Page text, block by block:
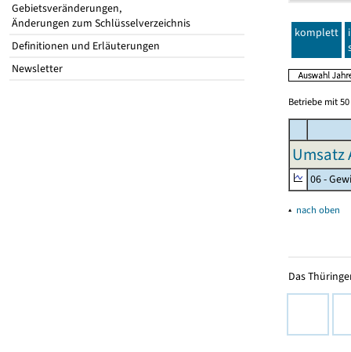
Gebietsveränderungen,
Änderungen zum Schlüsselverzeichnis
Definitionen und Erläuterungen
Newsletter
komplett
Betriebe mit
Umsatz
06 -
▴ nach oben
Das